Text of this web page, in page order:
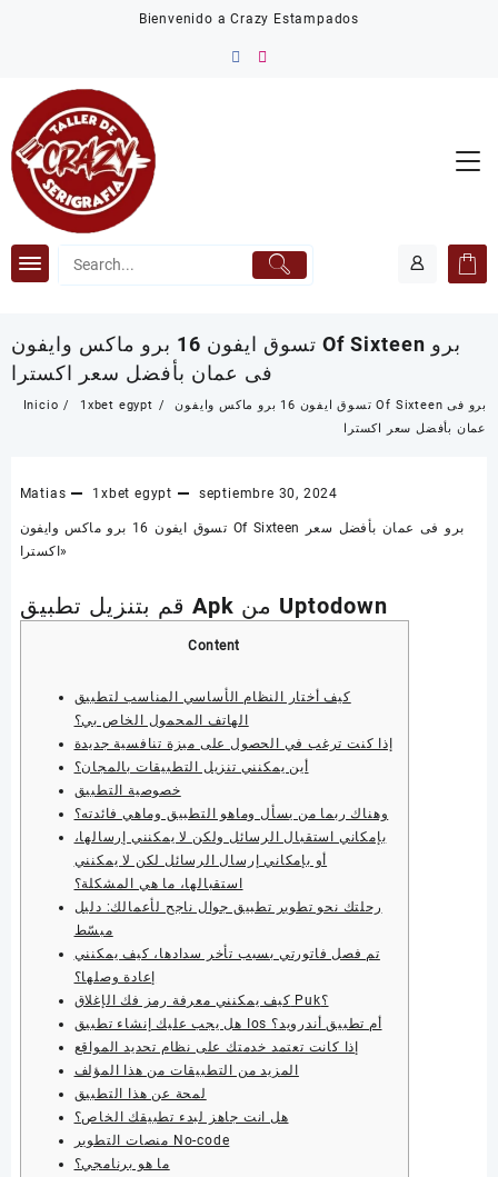
Bienvenido a Crazy Estampados
تسوق ايفون 16 برو ماكس وايفون Of Sixteen برو
فى عمان بأفضل سعر اكسترا
Inicio 1xbet egypt
تسوق ايفون 16 برو ماكس وايفون Of Sixteen برو فى
عمان بأفضل سعر اكسترا
Matias 1xbet egypt septiembre 30, 2024
تسوق ايفون 16 برو ماكس وايفون Of Sixteen برو فى عمان بأفضل سعر
اكسترا»
قم بتنزيل تطبيق Apk من Uptodown
Content
كيف أختار النظام الأساسي المناسب لتطبيق
الهاتف المحمول الخاص بي؟
إذا كنت ترغب في الحصول على ميزة تنافسية جديدة
أين يمكنني تنزيل التطبيقات بالمجان؟
خصوصية التطبيق
وهناك ربما من يسأل وماهو التطبيق وماهي فائدته؟
بإمكاني استقبال الرسائل ولكن لا يمكنني إرسالها،
أو بإمكاني إرسال الرسائل لكن لا يمكنني
استقبالها، ما هي المشكلة؟
رحلتك نحو تطوير تطبيق جوال ناجح لأعمالك: دليل
مبسّط
تم فصل فاتورتي بسبب تأخر سدادها، كيف يمكنني
إعادة وصلها؟
كيف يمكنني معرفة رمز فك الإغلاق Puk؟
هل يجب عليك إنشاء تطبيق Ios أم تطبيق أندرويد؟
إذا كانت تعتمد خدمتك على نظام تحديد المواقع
المزيد من التطبيقات من هذا المؤلف
لمحة عن هذا التطبيق
هل انت جاهز لبدء تطبيقك الخاص؟
منصات التطوير No-code
ما هو برنامجي؟